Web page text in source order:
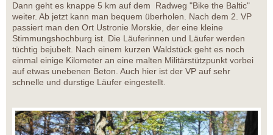
Dann geht es knappe 5 km auf dem Radweg "Bike the Baltic"
weiter. Ab jetzt kann man bequem überholen. Nach dem 2. VP
passiert man den Ort Ustronie Morskie, der eine kleine
Stimmungshochburg ist. Die Läuferinnen und Läufer werden
tüchtig bejubelt. Nach einem kurzen Waldstück geht es noch
einmal einige Kilometer an eine malten Militärstützpunkt vorbei
auf etwas unebenen Beton. Auch hier ist der VP auf sehr
schnelle und durstige Läufer eingestellt.